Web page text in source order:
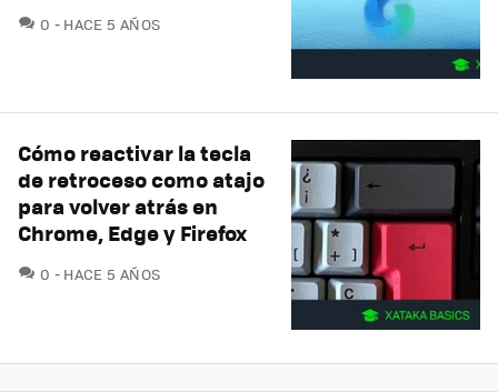
0 COMENTARIOS
HACE 5 AÑOS
Cómo reactivar la tecla
de retroceso como atajo
para volver atrás en
Chrome, Edge y Firefox
0 COMENTARIOS
HACE 5 AÑOS